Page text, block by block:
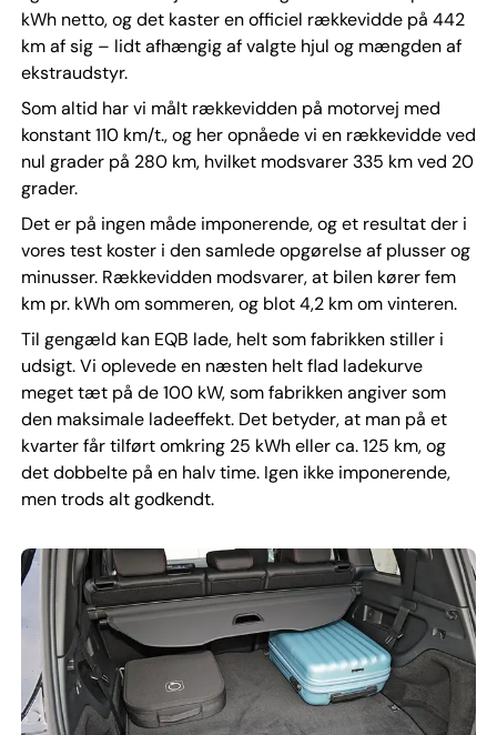
kWh netto, og det kaster en officiel rækkevidde på 442
km af sig – lidt afhængig af valgte hjul og mængden af
ekstraudstyr.
Som altid har vi målt rækkevidden på motorvej med
konstant 110 km/t., og her opnåede vi en rækkevidde ved
nul grader på 280 km, hvilket modsvarer 335 km ved 20
grader.
Det er på ingen måde imponerende, og et resultat der i
vores test koster i den samlede opgørelse af plusser og
minusser. Rækkevidden modsvarer, at bilen kører fem
km pr. kWh om sommeren, og blot 4,2 km om vinteren.
Til gengæld kan EQB lade, helt som fabrikken stiller i
udsigt. Vi oplevede en næsten helt flad ladekurve
meget tæt på de 100 kW, som fabrikken angiver som
den maksimale ladeeffekt. Det betyder, at man på et
kvarter får tilført omkring 25 kWh eller ca. 125 km, og
det dobbelte på en halv time. Igen ikke imponerende,
men trods alt godkendt.